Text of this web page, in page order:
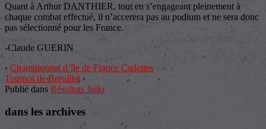
Quant à Arthur DANTHIER, tout en s’engageant pleinement à
chaque combat effectué, il n’accerera pas au podium et ne sera donc
pas sélectionné pour les France.
-Claude GUERIN
‹ Championnat d’île de France Cadettes
Tournoi de Breuillet ›
Publié dans Résultats Judo
dans les archives